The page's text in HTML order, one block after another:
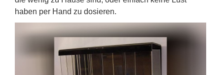
haben per Hand zu dosieren.